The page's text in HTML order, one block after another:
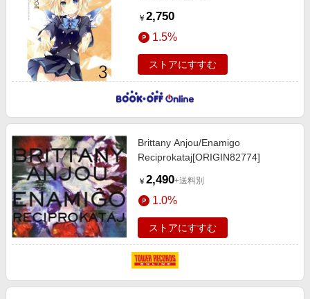
￥ 2,750
1.5%
ストアにすすむ
Brittany Anjou/Enamigo
Reciprokataj[ORIGIN82774]
￥ 2,490+送料別
1.0%
ストアにすすむ